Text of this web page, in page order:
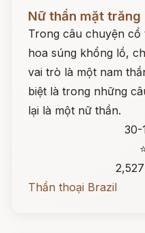
Nữ thần mặt trăng
Trong câu chuyện
hoa súng khổng lồ,
vai trò là một nam
biệt là trong những
lại là một nữ thần.
30-
Thần thoại Brazil